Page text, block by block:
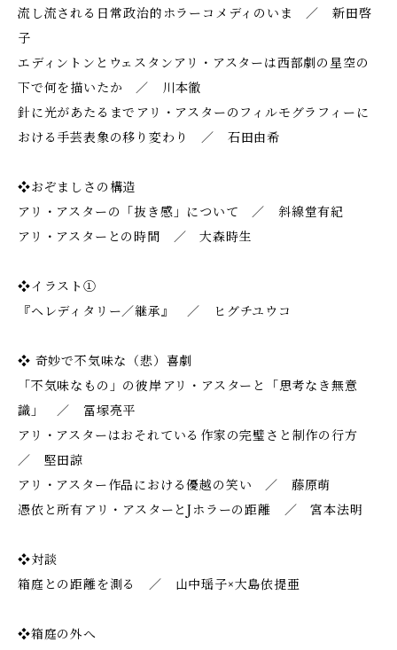
流し流される日常――政治的ホラーコメディのいま ／ 新田啓
子
エディントンとウェスタン――アリ・アスターは西部劇の星空の
下で何を描いたか ／ 川本徹
針に光があたるまで――アリ・アスターのフィルモグラフィーに
おける手芸表象の移り変わり ／ 石田由希
❖おぞましさの構造
アリ・アスターの「抜き感」について ／ 斜線堂有紀
アリ・アスターとの時間 ／ 大森時生
❖イラスト①
『ヘレディタリー／継承』 ／ ヒグチユウコ
❖ 奇妙で不気味な（悲）喜劇
「不気味なもの」の彼岸――アリ・アスターと「思考なき無意
識」 ／ 冨塚亮平
アリ・アスターはおそれている――作家の完璧さと制作の行方
／ 堅田諒
アリ・アスター作品における優越の笑い ／ 藤原萌
憑依と所有――アリ・アスターとJホラーの距離 ／ 宮本法明
❖対談
箱庭との距離を測る ／ 山中瑶子×大島依提亜
❖箱庭の外へ